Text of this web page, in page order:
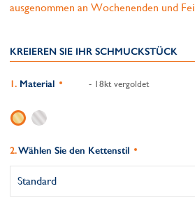
ausgenommen an Wochenenden und
KREIEREN SIE IHR SCHMUCKSTÜCK
Material - 18kt vergoldet
Wählen Sie den Kettenstil